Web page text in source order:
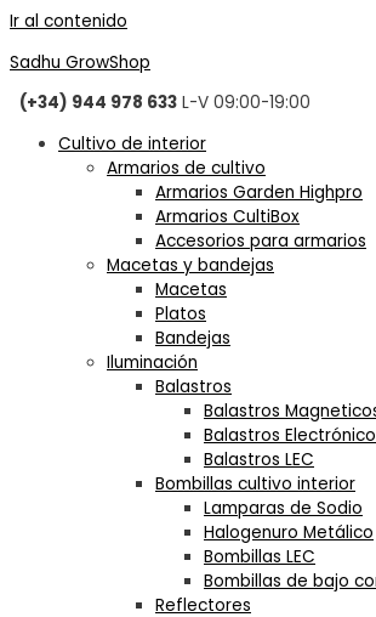
Ir al contenido
Sadhu GrowShop
(+34) 944 978 633 L-V 09:00-19:00
Cultivo de interior
Armarios de cultivo
Armarios Garden Highpro
Armarios CultiBox
Accesorios para armarios
Macetas y bandejas
Macetas
Platos
Bandejas
Iluminación
Balastros
Balastros
Balastros
Balastros LEC
Bombillas cultivo interior
Lamparas de Sodio
Halogenuro Metálico
Bombillas LEC
Bombillas de bajo
Reflectores